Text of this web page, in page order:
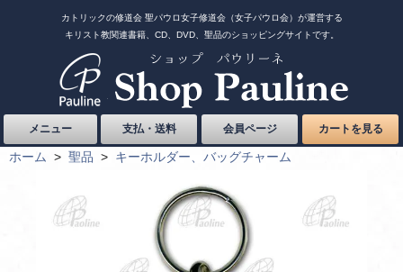
カトリックの修道会 聖パウロ女子修道会（女子パウロ会）が運営する
キリスト教関連書籍、CD、DVD、聖品のショッピングサイトです。
メニュー 支払・送料 会員ページ カートを見る
ホーム > 聖品 > キーホルダー、バッグチャーム